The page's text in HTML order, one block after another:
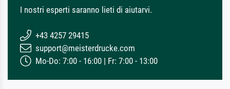
I nostri esperti saranno lieti di aiutarvi.
+43 4257 29415
support@meisterdrucke.com
Mo-Do: 7:00 - 16:00 | Fr: 7:00 - 13:00